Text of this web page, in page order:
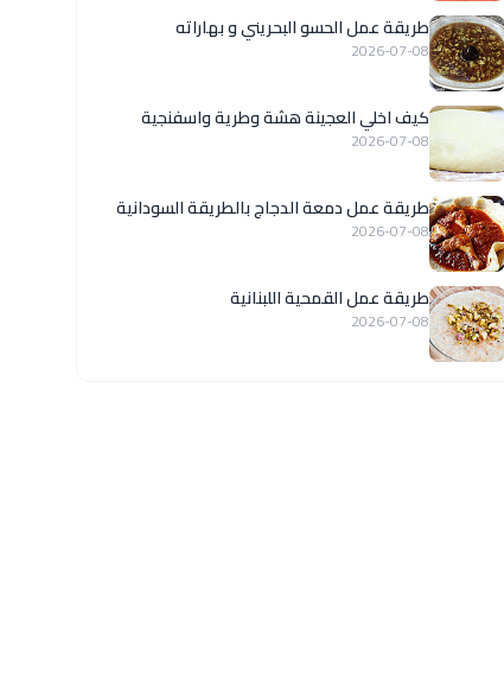
طريقة عمل الحسو البحريني و بهاراته
2026-07-08
كيف اخلي العجينة هشة وطرية واسفنجية
2026-07-08
طريقة عمل دمعة الدجاج بالطريقة السودانية
2026-07-08
طريقة عمل القمحية اللبنانية
2026-07-08